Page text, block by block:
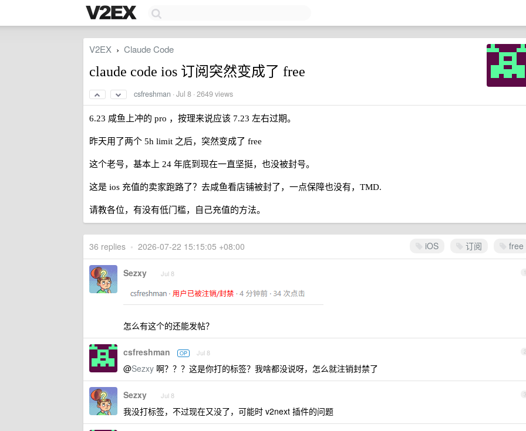
V2EX › Claude Code
claude code ios 订阅突然变成了 free
csfreshman ·Jul 8 · 2649 views
6.23 咸鱼上冲的 pro ，按理来说应该 7.23 左右过期。
昨天用了两个 5h limit 之后，突然变成了 free
这个老号，基本上 24 年底到现在一直坚挺，也没被封号。
这是 ios 充值的卖家跑路了？去咸鱼看店铺被封了，一点保障也没有，TMD.
请教各位，有没有低门槛，自己充值的方法。
iOS 订阅 free
36 replies • 2026-07-22 15:15:05 +08:00
1
Sezxy Jul 8
怎么有这个的还能发帖？
2
csfreshman OP Jul 8
@Sezxy 啊？？？这是你打的标签？我啥都没说呀，怎么就注销封禁了
3
Sezxy Jul 8
我没打标签，不过现在又没了，可能时 v2next 插件的问题